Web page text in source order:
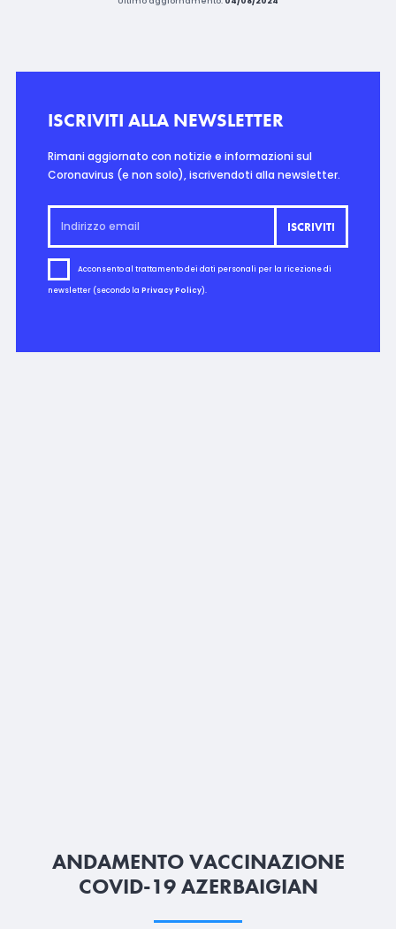
ISCRIVITI ALLA NEWSLETTER
Rimani aggiornato con notizie e informazioni sul
Coronavirus (e non solo), iscrivendoti alla newsletter.
Acconsento al trattamento dei dati personali per la ricezione di
newsletter (secondo la Privacy Policy).
ANDAMENTO VACCINAZIONE
COVID-19 AZERBAIGIAN